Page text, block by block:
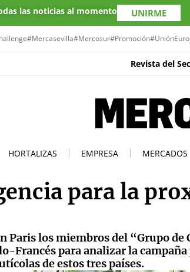
las noticias al momento UNIRME
#Mercasevilla#Mercosur#Promoción
Revista del
HORTALIZAS EMPRESA MERCADOS
para la
Paris los miembros del “Grupo
para analizar la campaña
de estos tres países.